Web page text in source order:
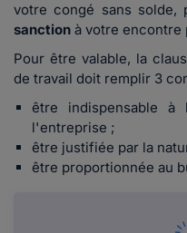
votre congé sans solde,
sanction à votre encontre
Pour être valable, la
de travail doit remplir 3
être indispensable
l'entreprise ;
être justifiée par la
être proportionnée au